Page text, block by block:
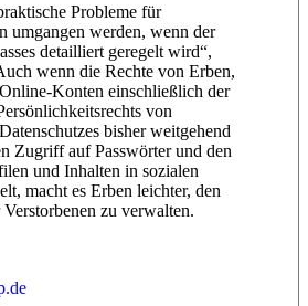
Probleme für
umgangen werden, wenn der
detailliert geregelt wird“,
wenn die Rechte von Erben,
Konten einschließlich der
von
bisher weitgehend
Zugriff auf Passwörter und den
und Inhalten in sozialen
macht es Erben leichter, den
zu verwalten.